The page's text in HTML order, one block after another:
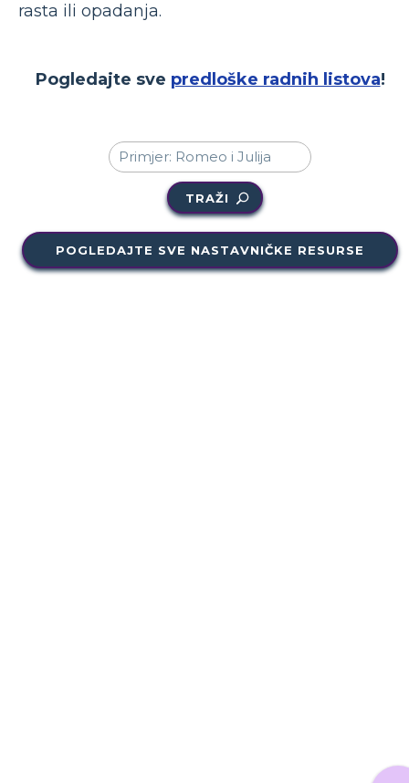
rasta ili opadanja.
Pogledajte sve predloške radnih listova!
TRAŽI
POGLEDAJTE SVE NASTAVNIČKE RESURSE